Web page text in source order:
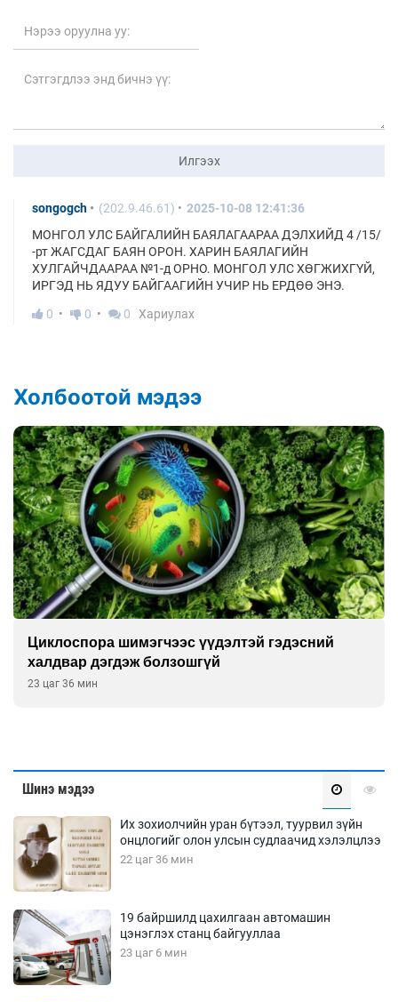
Илгээх
songogch (202.9.46.61)
2025-10-08 12:41:36
МОНГОЛ УЛС БАЙГАЛИЙН БАЯЛАГААРАА ДЭЛХИЙД 4 /15/
-рт ЖАГСДАГ БАЯН ОРОН. ХАРИН БАЯЛАГИЙН
ХУЛГАЙЧДААРАА №1-д ОРНО. МОНГОЛ УЛС ХӨГЖИХГҮЙ,
ИРГЭД НЬ ЯДУУ БАЙГААГИЙН УЧИР НЬ ЕРДӨӨ ЭНЭ.
0
0 0 Хариулах
Холбоотой мэдээ
Сэтгэцийн эрүүл мэндэд “санаа тавих” олон
улсын хурал зохион байгуулна
Өчигдөр 16 цаг 00 мин
Шинэ мэдээ
Их зохиолчийн уран бүтээл, туурвил зүйн
онцлогийг олон улсын судлаачид хэлэлцлээ
22 цаг 36 мин
19 байршилд цахилгаан автомашин
цэнэглэх станц байгууллаа
23 цаг 6 мин